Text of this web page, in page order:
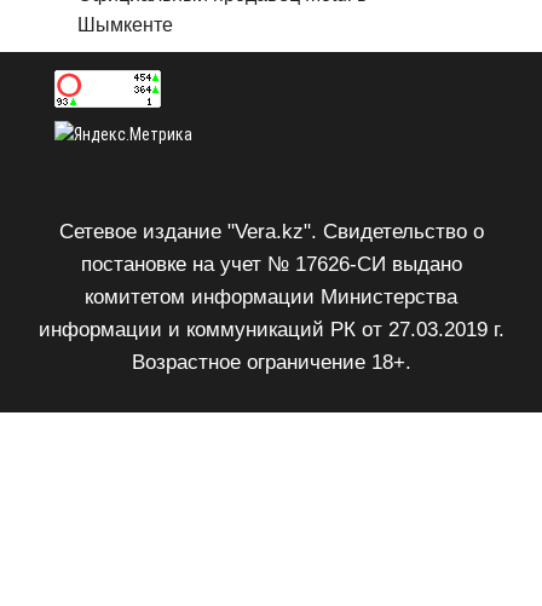
Шымкенте
Сетевое издание "Vera.kz". Свидетельство о
постановке на учет № 17626-СИ выдано
комитетом информации Министерства
информации и коммуникаций РК от 27.03.2019 г.
Возрастное ограничение 18+.